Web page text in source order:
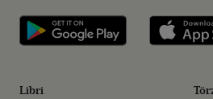
Libri
Libri